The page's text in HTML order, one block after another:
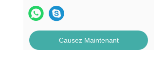
Causez Maintenant